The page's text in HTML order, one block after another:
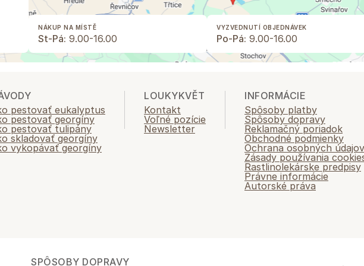
NÁKUP NA MÍSTĚ
St-Pá: 9.00-16.00
VYZVEDNUTÍ OBJEDNÁVEK
Po-Pá: 9.00-16.00
pestovať eukalyptus
pestovať georgíny
pestovať tulipány
skladovať georgíny
vykopávať georgíny
LOUKYKVĚT
Kontakt
Voľné pozície
Newsletter
INFORMÁCIE
Spôsoby platby
Spôsoby dopravy
Reklamačný poriadok
Obchodné podmienky
Ochrana osobných údajov
Zásady používania
Rastlinolekárske predpisy
Právne informácie
Autorské práva
SPÔSOBY DOPRAVY